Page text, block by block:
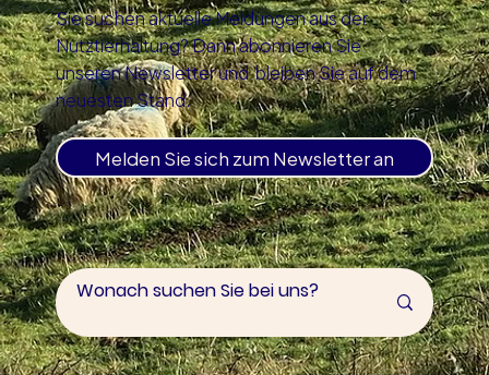
Sie suchen aktuelle Meldungen aus der
Nutztierhaltung? Dann abonnieren Sie
unseren Newsletter und bleiben Sie auf dem
neuesten Stand.
Melden Sie sich zum Newsletter an